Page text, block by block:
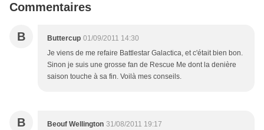
Commentaires
B Buttercup 01/09/2011 14:30
Je viens de me refaire Battlestar Galactica, et c'était bien bon.
Sinon je suis une grosse fan de Rescue Me dont la denière
saison touche à sa fin. Voilà mes conseils.
B Beouf Wellington 31/08/2011 19:17